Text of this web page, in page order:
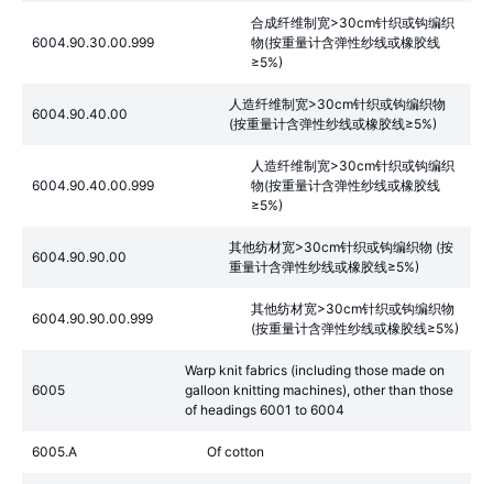
6004.90.30.00.999
合成纤维制宽>30cm针织或钩编织
物(按重量计含弹性纱线或橡胶线
≥5%)
6004.90.40.00
人造纤维制宽>30cm针织或钩编织物
(按重量计含弹性纱线或橡胶线≥5%)
6004.90.40.00.999
人造纤维制宽>30cm针织或钩编织
物(按重量计含弹性纱线或橡胶线
≥5%)
6004.90.90.00
其他纺材宽>30cm针织或钩编织物 (按
重量计含弹性纱线或橡胶线≥5%)
6004.90.90.00.999
其他纺材宽>30cm针织或钩编织物
(按重量计含弹性纱线或橡胶线≥5%)
6005
Warp knit fabrics (including those made on
galloon knitting machines), other than those
of headings 6001 to 6004
6005.A Of cotton